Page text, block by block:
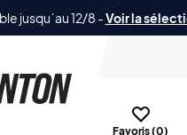
jusqu´au 12/8 -Voir la
Favoris (0)